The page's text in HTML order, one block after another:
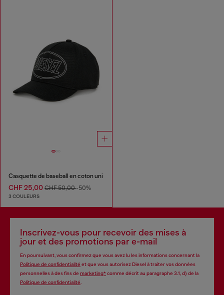
Casquette de baseball en coton uni
CHF 25,00 CHF 50,00-50%
3 COULEURS
Inscrivez-vous pour recevoir des mises à
jour et des promotions par e-mail
En poursuivant, vous confirmez que vous avez lu les informations concernant la
Politique de confidentialité et que vous autorisez Diesel à traiter vos données
personnelles à des fins de marketing*comme décrit au paragraphe 3.1, d) de la
Politique de confidentialité